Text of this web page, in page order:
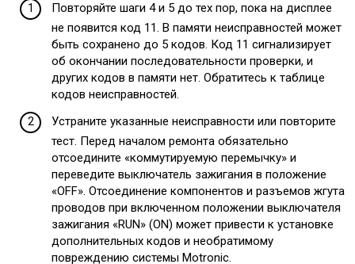
Повторяйте шаги 4 и 5 до тех пор, пока на дисплее
не появится код 11. В памяти неисправностей может
быть сохранено до 5 кодов. Код 11 сигнализирует
об окончании последовательности проверки, и
других кодов в памяти нет. Обратитесь к таблице
кодов неисправностей.
Устраните указанные неисправности или повторите
тест. Перед началом ремонта обязательно
отсоедините «коммутируемую перемычку» и
переведите выключатель зажигания в положение
«OFF». Отсоединение компонентов и разъемов жгута
проводов при включенном положении выключателя
зажигания «RUN» (ON) может привести к установке
дополнительных кодов и необратимому
повреждению системы Motronic.